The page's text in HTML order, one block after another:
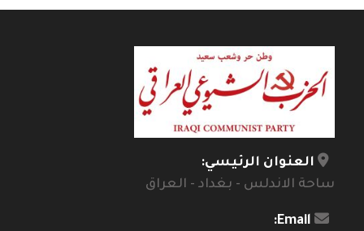
العنوان الرئيسي:
ساحة الاندلس - بغداد - العراق
Email: